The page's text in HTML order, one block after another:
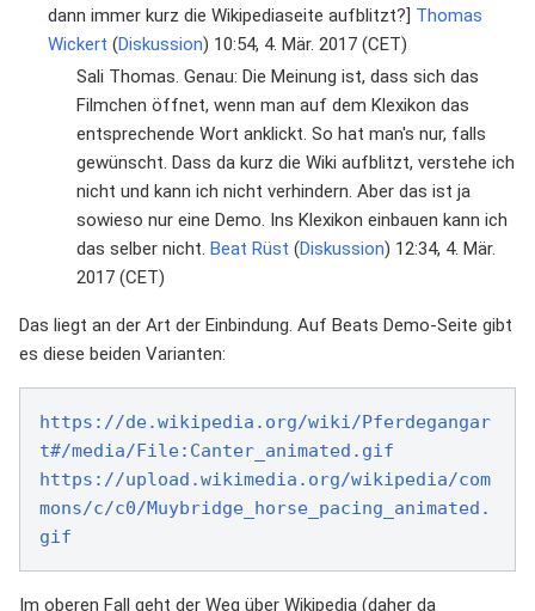
dann immer kurz die Wikipediaseite aufblitzt?] Thomas
Wickert (Diskussion) 10:54, 4. Mär. 2017 (CET)
Sali Thomas. Genau: Die Meinung ist, dass sich das
Filmchen öffnet, wenn man auf dem Klexikon das
entsprechende Wort anklickt. So hat man's nur, falls
gewünscht. Dass da kurz die Wiki aufblitzt, verstehe ich
nicht und kann ich nicht verhindern. Aber das ist ja
sowieso nur eine Demo. Ins Klexikon einbauen kann ich
das selber nicht. Beat Rüst (Diskussion) 12:34, 4. Mär.
2017 (CET)
Das liegt an der Art der Einbindung. Auf Beats Demo-Seite gibt
es diese beiden Varianten:
https://de.wikipedia.org/wiki/Pferdegangar
t#/media/File:Canter_animated.gif
https://upload.wikimedia.org/wikipedia/com
mons/c/c0/Muybridge_horse_pacing_animated.
gif
Im oberen Fall geht der Weg über Wikipedia (daher da